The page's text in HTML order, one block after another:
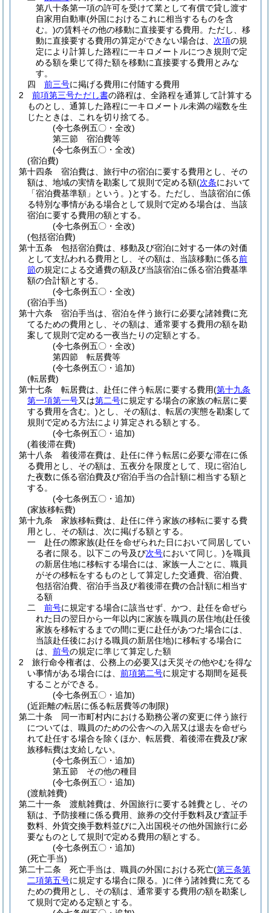
第八十条第一項の許可を受けて業として有償で貸し渡す
自家用自動車(外国におけるこれに相当するものを含
む。)の賃料その他の移動に直接要する費用。 ただし、移
動に直接要する費用の算定ができない場合は、 次項の規
定により計算した路程に一キロメートルにつき規則で定
める額を乗じて得た額を移動に直接要する費用とみな
す。
四
前三号に掲げる費用に付随する費用
2
前項第三号ただし書の路程は、全路程を通算して計算する
ものとし、通算した路程に一キロメートル未満の端数を生
じたときは、これを切り捨てる。
(令七条例五〇・全改)
第三節
宿泊費等
(令七条例五〇・全改)
(宿泊費)
第十四条
宿泊費は、旅行中の宿泊に要する費用とし、その
額は、地域の実情を勘案して規則で定める額(次条において
「宿泊費基準額」という。)とする。 ただし、当該宿泊に係
る特別な事情がある場合として規則で定める場合は、当該
宿泊に要する費用の額とする。
(令七条例五〇・全改)
(包括宿泊費)
第十五条
包括宿泊費は、移動及び宿泊に対する一体の対価
として支払われる費用とし、その額は、当該移動に係る前
節の規定による交通費の額及び当該宿泊に係る宿泊費基準
額の合計額とする。
(令七条例五〇・全改)
(宿泊手当)
第十六条
宿泊手当は、宿泊を伴う旅行に必要な諸雑費に充
てるための費用とし、その額は、通常要する費用の額を勘
案して規則で定める一夜当たりの定額とする。
(令七条例五〇・全改)
第四節
転居費等
(令七条例五〇・追加)
(転居費)
第十七条
転居費は、赴任に伴う転居に要する費用(第十九条
第一項第一号又は第二号に規定する場合の家族の転居に要
する費用を含む。)とし、その額は、転居の実態を勘案して
規則で定める方法により算定される額とする。
(令七条例五〇・追加)
(着後滞在費)
第十八条
着後滞在費は、赴任に伴う転居に必要な滞在に係
る費用とし、その額は、五夜分を限度として、現に宿泊し
た夜数に係る宿泊費及び宿泊手当の合計額に相当する額と
する。
(令七条例五〇・追加)
(家族移転費)
第十九条
家族移転費は、赴任に伴う家族の移転に要する費
用とし、その額は、次に掲げる額とする。
一
赴任の際家族(赴任を命ぜられた日において同居してい
る者に限る。以下この号及び次号において同じ。)を職員
の新居住地に移転する場合には、家族一人ごとに、職員
がその移転をするものとして算定した交通費、宿泊費、
包括宿泊費、宿泊手当及び着後滞在費の合計額に相当す
る額
二
前号に規定する場合に該当せず、かつ、赴任を命ぜら
れた日の翌日から一年以内に家族を職員の居住地(赴任後
家族を移転するまでの間に更に赴任があつた場合には、
当該赴任後における職員の新居住地)に移転する場合に
は、 前号の規定に準じて算定した額
2
旅行命令権者は、公務上の必要又は天災その他やむを得な
い事情がある場合には、 前項第二号に規定する期間を延長
することができる。
(令七条例五〇・追加)
(近距離の転居に係る転居費等の制限)
第二十条
同一市町村内における勤務公署の変更に伴う旅行
については、職員のための公舎への入居又は退去を命ぜら
れて赴任する場合を除くほか、転居費、着後滞在費及び家
族移転費は支給しない。
(令七条例五〇・追加)
第五節
その他の種目
(令七条例五〇・追加)
(渡航雑費)
第二十一条
渡航雑費は、外国旅行に要する雑費とし、その
額は、予防接種に係る費用、旅券の交付手数料及び査証手
数料、外貨交換手数料並びに入出国税その他外国旅行に必
要なものとして規則で定める費用の額とする。
(令七条例五〇・追加)
(死亡手当)
第二十二条
死亡手当は、職員の外国における死亡(第三条第
二項第五号に規定する場合に限る。)に伴う諸雑費に充てる
ための費用とし、その額は、通常要する費用の額を勘案し
て規則で定める定額とする。